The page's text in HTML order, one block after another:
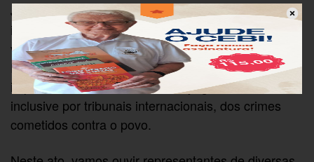
Já está mais que comprovado que a negligência e a
imposição de teorias desconexas promoveram um
verdadeiro genocídio em nosso País, por isso, o
Respira Brasil, entre outras coisas, reivindica o
impeachment de Bolsonaro e o julgamento,
inclusive por tribunais internacionais, dos crimes
cometidos contra o povo.